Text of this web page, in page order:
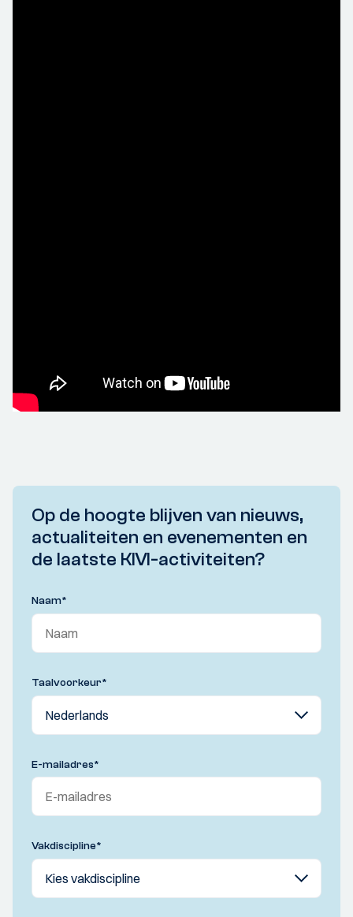
Op de hoogte blijven van nieuws,
actualiteiten en evenementen en
de laatste KIVI-activiteiten?
Naam*
Taalvoorkeur*
E-mailadres*
Vakdiscipline*